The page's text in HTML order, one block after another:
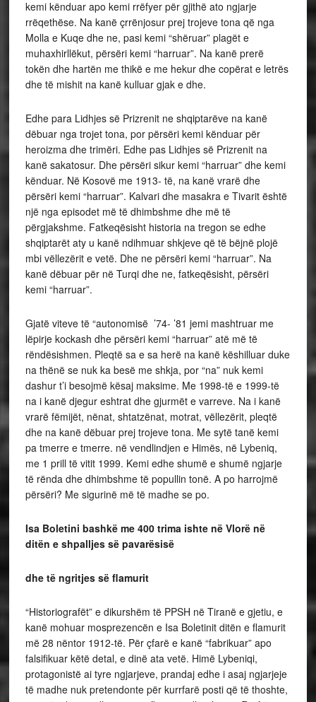
kemi kënduar apo kemi rrëfyer për gjithë ato ngjarje
rrëqethëse. Na kanë çrrënjosur prej trojeve tona që nga
Molla e Kuqe dhe ne, pasi kemi “shëruar” plagët e
muhaxhirllëkut, përsëri kemi “harruar”. Na kanë prerë
tokën dhe hartën me thikë e me hekur dhe copërat e letrës
dhe të mishit na kanë kulluar gjak e dhe.
Edhe para Lidhjes së Prizrenit ne shqiptarëve na kanë
dëbuar nga trojet tona, por përsëri kemi kënduar për
heroizma dhe trimëri. Edhe pas Lidhjes së Prizrenit na
kanë sakatosur. Dhe përsëri sikur kemi “harruar” dhe kemi
kënduar. Në Kosovë me 1913- të, na kanë vrarë dhe
përsëri kemi “harruar”. Kalvari dhe masakra e Tivarit është
një nga episodet më të dhimbshme dhe më të
përgjakshme. Fatkeqësisht historia na tregon se edhe
shqiptarët aty u kanë ndihmuar shkjeve që të bëjnë plojë
mbi vëllezërit e vetë. Dhe ne përsëri kemi “harruar”. Na
kanë dëbuar për në Turqi dhe ne, fatkeqësisht, përsëri
kemi “harruar”.
Gjatë viteve të “autonomisë ’74- ’81 jemi mashtruar me
lëpirje kockash dhe përsëri kemi “harruar” atë më të
rëndësishmen. Pleqtë sa e sa herë na kanë këshilluar duke
na thënë se nuk ka besë me shkja, por “na” nuk kemi
dashur t’i besojmë kësaj maksime. Me 1998-të e 1999-të
na i kanë djegur eshtrat dhe gjurmët e varreve. Na i kanë
vrarë fëmijët, nënat, shtatzënat, motrat, vëllezërit, pleqtë
dhe na kanë dëbuar prej trojeve tona. Me sytë tanë kemi
pa tmerre e tmerre. në vendlindjen e Himës, në Lybeniq,
me 1 prill të vitit 1999. Kemi edhe shumë e shumë ngjarje
të rënda dhe dhimbshme të popullin tonë. A po harrojmë
përsëri? Me sigurinë më të madhe se po.
Isa Boletini bashkë me 400 trima ishte në Vlorë në
ditën e shpalljes së pavarësisë
dhe të ngritjes së flamurit
“Historiografët” e dikurshëm të PPSH në Tiranë e gjetiu, e
kanë mohuar mosprezencën e Isa Boletinit ditën e flamurit
më 28 nëntor 1912-të. Për çfarë e kanë “fabrikuar” apo
falsifikuar këtë detal, e dinë ata vetë. Himë Lybeniqi,
protagonistë ai tyre ngjarjeve, prandaj edhe i asaj ngjarjeje
të madhe nuk pretendonte për kurrfarë posti që të thoshte,